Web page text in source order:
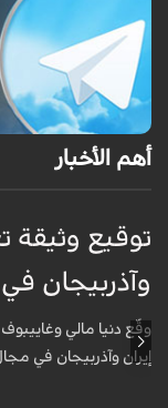
أهم الأخبار
وآذربيجان
وقّع دنيا مالي
إيران وآذربيجان في